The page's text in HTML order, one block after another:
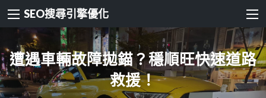
SEO搜尋引擎優化
遭遇車輛故障拋錨？穩順旺快速道路
救援！